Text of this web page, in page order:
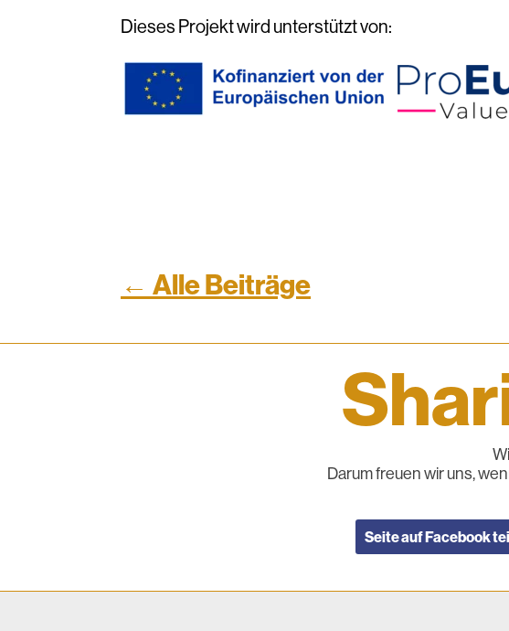
Dieses Projekt wird unterstützt von:
← Alle Beiträge
Darum freuen wir uns,
Seite auf Facebook